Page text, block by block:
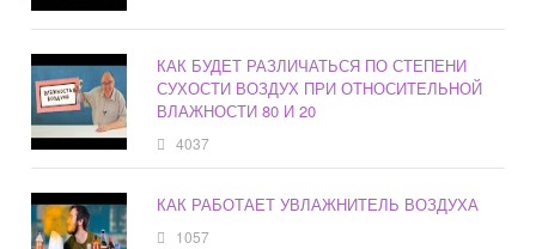
КАК БУДЕТ РАЗЛИЧАТЬСЯ ПО СТЕПЕНИ
СУХОСТИ ВОЗДУХ ПРИ ОТНОСИТЕЛЬНОЙ
ВЛАЖНОСТИ 80 И 20
4037
КАК РАБОТАЕТ УВЛАЖНИТЕЛЬ ВОЗДУХА
1057